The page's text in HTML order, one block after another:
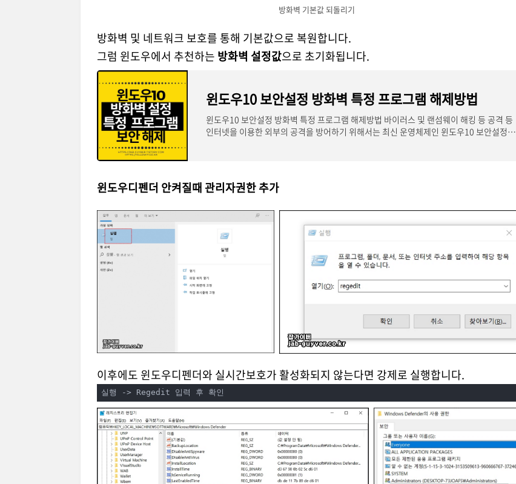
방화벽 기본값 되돌리기
방화벽 및 네트워크 보호를 통해 기본값으로 복원합니다.
그럼 윈도우에서 추천하는 방화벽 설정값으로 초기화됩니다.
윈도우10 보안설정 방화벽 특정 프로그램 해제방법
윈도우10 보안설정 방화벽 특정 프로그램 해제방법 바이러스 및 랜섬웨이 해킹 등 공격 등
인터넷을 이용한 외부의 공격을 방어하기 위해서는 최신 운영체제인 윈도우10 보안설정이
윈도우디펜더 안켜질때 관리자권한 추가
이후에도 윈도우디펜더와 실시간보호가 활성화되지 않는다면 강제로 실행합니다.
실행 -> Regedit 입력 후 확인